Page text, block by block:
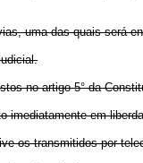
uma das quais será
no artigo 5° da
em
os transmitidos por